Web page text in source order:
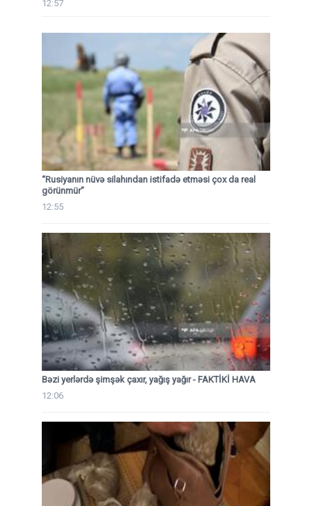
12:57
“Rusiyanın nüvə silahından istifadə etməsi çox da real
görünmür”
12:55
Bəzi yerlərdə şimşək çaxır, yağış yağır - FAKTİKİ HAVA
12:06